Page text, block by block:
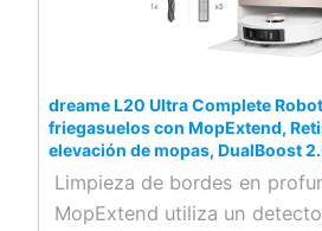
dreame L20 Ultra Complete
friegasuelos con MopExtend,
elevación de mopas, DualBoost
automático, AI Action, 7000Pa,
de Accesorios
Limpieza de bordes en
MopExtend utiliza un